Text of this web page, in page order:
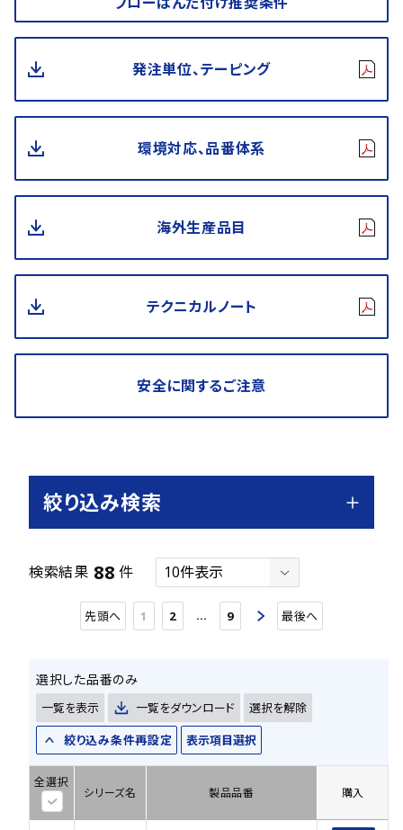
発注単位、テーピング
環境対応、品番体系
海外生産品目
テクニカルノート
安全に関するご注意
絞り込み検索
検索結果 88 件
先頭へ 1 2 … 9 最後へ
選択した品番のみ
一覧を表示 一覧をダウンロード
選択を解除
絞り込み条件再設定
表示項目選択
全選択
シリーズ名 製品品番 購入